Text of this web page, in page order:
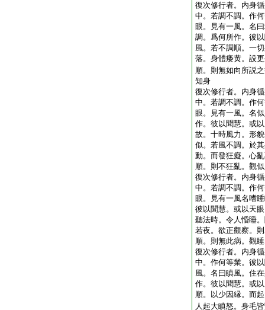
復次修行者。内身
中。若調不調。作
眼。見有一風。名
調。爲何所作。彼
風。若不調順。一
落。身體痿黄。設
順。則無如向所説
知身
復次修行者。内身
中。若調不調。作
眼。見有一風。名
作。彼以聞慧。或
故。十時風力。形
似。若風不調。於
動。而發狂癡。心
順。則不狂亂。觀
復次修行者。内身
中。若調不調。作
眼。見有一風名嗜
彼以聞慧。或以天
聽法時。令人惛睡
若夜。欲正觀察。
順。則無此病。觀
復次修行者。内身
中。作何等業。彼
風。名曰瞋風。住
作。彼以聞慧。或
順。以少因縁。而
人起大瞋怒。身毛